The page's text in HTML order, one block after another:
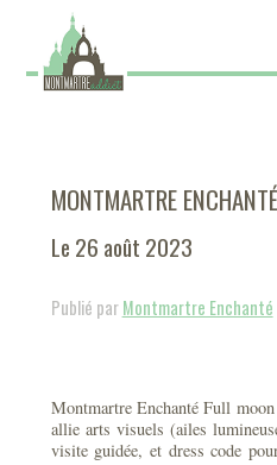
MONTMARTRE
Le 26 août 2023
Publié parMontmartre Enchanté
Montmartre Enchanté Full
allie arts visuels (ailes
visite guidée, et dress code